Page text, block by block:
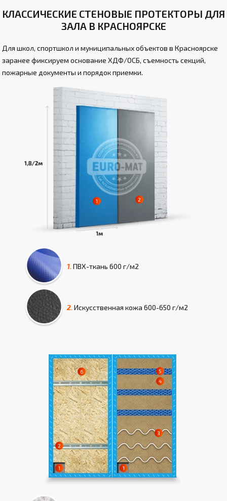
КЛАССИЧЕСКИЕ СТЕНОВЫЕ ПРОТЕКТОРЫ ДЛЯ
ЗАЛА В КРАСНОЯРСКЕ
Для школ, спортшкол и муниципальных объектов в Красноярске
заранее фиксируем основание ХДФ/ОСБ, съемность секций,
пожарные документы и порядок приемки.
1. ПВХ-ткань 600 г/м2
2. Искусcтвенная кожа 600-650 г/м2